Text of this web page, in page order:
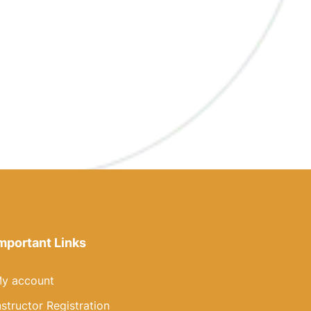
Links
account
Registration